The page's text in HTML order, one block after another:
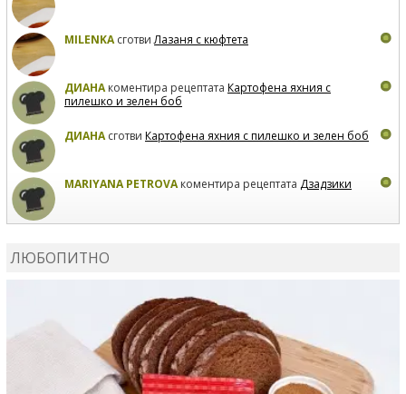
MILENKAсготвиЛазаня с кюфтета
ДИАНАкоментира рецептата Картофена яхния с
пилешко и зелен боб
ДИАНАсготви Картофена яхния с пилешко и зелен боб
MARIYANA PETROVAкоментира рецептата Дзадзики
ЛЮБОПИТНО